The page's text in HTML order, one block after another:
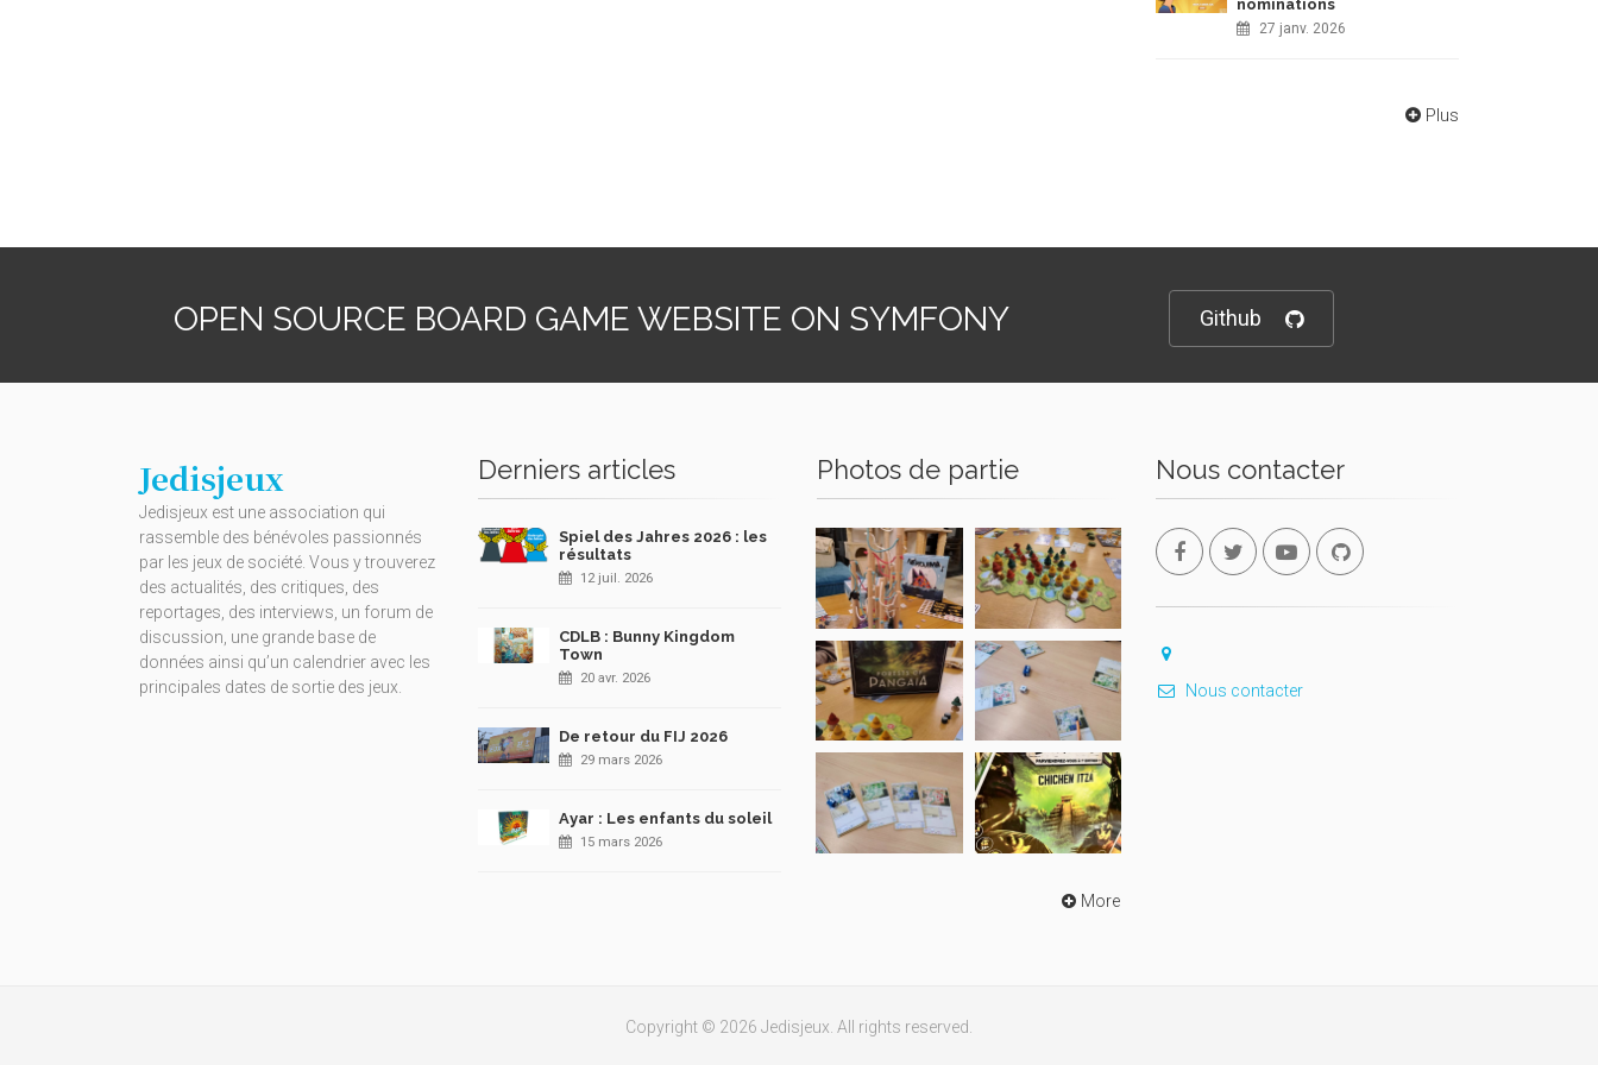
nominations
27 janv. 2026
Plus
OPEN SOURCE BOARD GAME WEBSITE ON SYMFONY Github
Jedisjeux
Jedisjeux est une association qui
rassemble des bénévoles passionnés
par les jeux de société. Vous y trouverez
des actualités, des critiques, des
reportages, des interviews, un forum de
discussion, une grande base de
données ainsi qu’un calendrier avec les
principales dates de sortie des jeux.
Derniers articles
Spiel des Jahres 2026 : les
résultats
12 juil. 2026
CDLB : Bunny Kingdom
Town
20 avr. 2026
De retour du FIJ 2026
29 mars 2026
Ayar : Les enfants du soleil
15 mars 2026
Photos de partie
More
Nous contacter
Nous contacter
Copyright © 2026 Jedisjeux. All rights reserved.